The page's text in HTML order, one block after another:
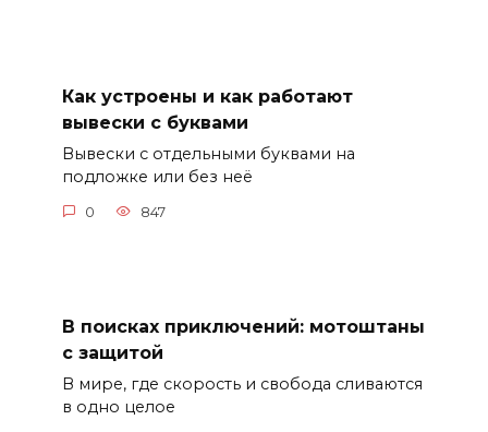
Как устроены и как работают
вывески с буквами
Вывески с отдельными буквами на
подложке или без неё
0 847
В поисках приключений: мотоштаны
с защитой
В мире, где скорость и свобода сливаются
в одно целое